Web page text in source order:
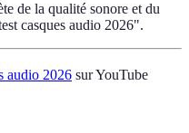
de la qualité sonore et du
casques audio 2026".
audio 2026 sur YouTube